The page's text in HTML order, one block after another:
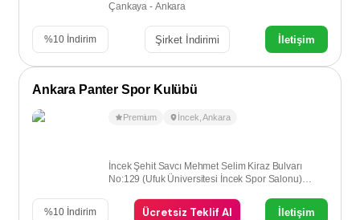
Çankaya - Ankara
%10 İndirim Şirket İndirimi İletişim
Ankara Panter Spor Kulübü
Premium İncek ,Ankara
İncek Şehit Savcı Mehmet Selim Kiraz Bulvarı
No:129 (Ufuk Üniversitesi İncek Spor Salonu)
%10 İndirim Ücretsiz Teklif Al İletişim